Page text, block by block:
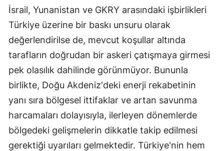
İsrail, Yunanistan ve GKRY arasındaki işbirlikleri
Türkiye üzerine bir baskı unsuru olarak
değerlendirilse de, mevcut koşullar altında
tarafların doğrudan bir askeri çatışmaya girmesi
pek olasılık dahilinde görünmüyor. Bununla
birlikte, Doğu Akdeniz'deki enerji rekabetinin
yanı sıra bölgesel ittifaklar ve artan savunma
harcamaları dolayısıyla, ilerleyen dönemlerde
bölgedeki gelişmelerin dikkatle takip edilmesi
gerektiği uyarıları gelmektedir. Türkiye'nin hem